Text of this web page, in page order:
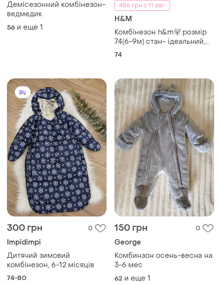
Демісезонний комбінезон-
ведмедик
56 и еще 1
486 грн с 11 авг.
H&M
Комбінезон h&m🐻 розмір
74(6-9м) стан- ідеальний,
але немає капюшону
74
300 грн 0
Impidimpi
Дитячий зимовий
комбінезон, 6-12 місяців
74-80
150 грн 0
George
Комбинзон осень-весна на
3-6 мес
62 и еще 1